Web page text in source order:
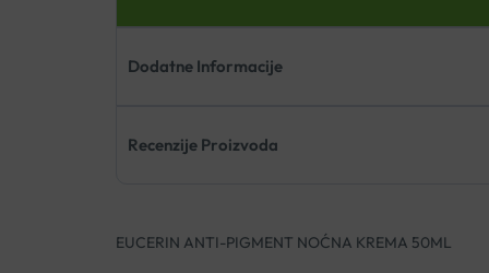
Dodatne Informacije
Recenzije Proizvoda
EUCERIN ANTI-PIGMENT NOĆNA KREMA 50ML